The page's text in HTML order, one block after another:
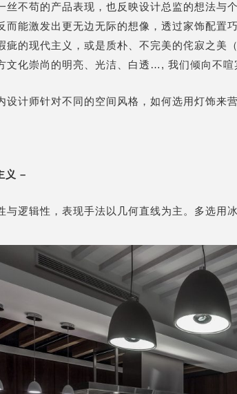
丝不苟的产品表现，也反映设计总监的想法与
而能激发出更无边无际的想像，透过家饰配置
疵的现代主义，或是质朴、不完美的侘寂之美
文化崇尚的明亮、光洁、白透…, 我们倾向不
设计师针对不同的空间风格，如何选用灯饰来营
义 –
与逻辑性，表现手法以几何直线为主。多选用